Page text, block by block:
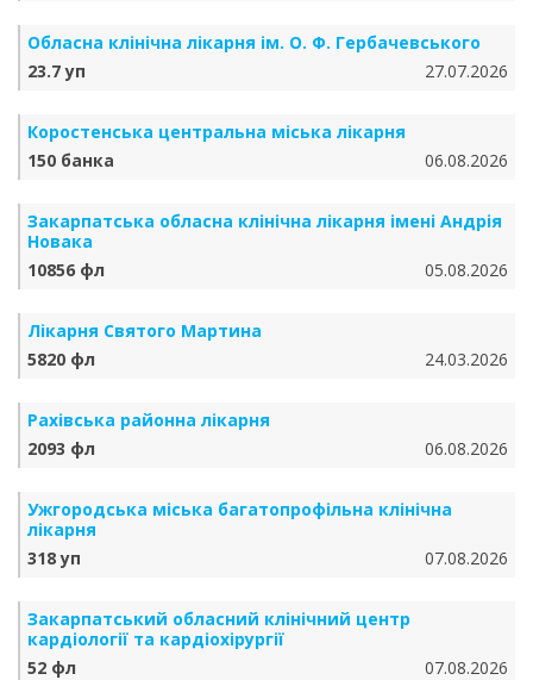
Обласна клінічна лікарня ім. О. Ф. Гербачевського
23.7 уп
27.07.2026
Коростенська центральна міська лікарня
150 банка
06.08.2026
Закарпатська обласна клінічна лікарня імені Андрія
Новака
10856 фл
05.08.2026
Лікарня Святого Мартина
5820 фл
24.03.2026
Рахівська районна лікарня
2093 фл
06.08.2026
Ужгородська міська багатопрофільна клінічна
лікарня
318 уп
07.08.2026
Закарпатський обласний клінічний центр
кардіології та кардіохірургії
52 фл
07.08.2026